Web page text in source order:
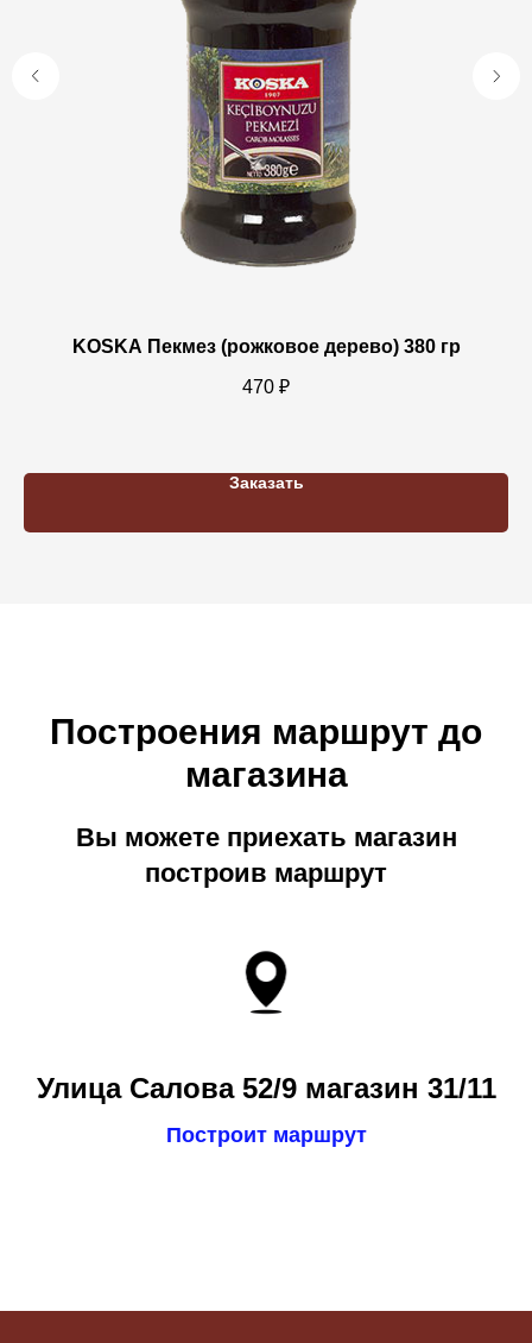
KOSKA Пекмез (рожковое дерево) 380 гр
470 ₽
Заказать
Построения маршрут до
магазина
Вы можете приехать магазин
построив маршрут
Улица Салова 52/9 магазин 31/11
Построит маршрут